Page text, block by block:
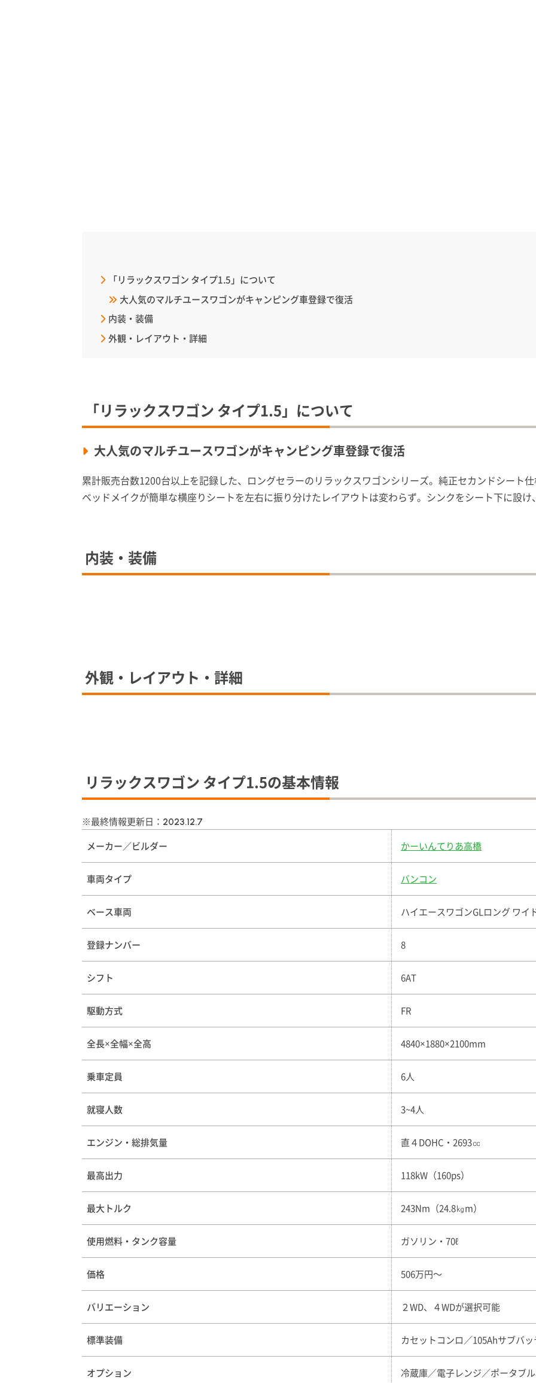
「リラックスワゴン タイプ1.5」について
大人気のマルチユースワゴンがキャンピング車登録で復活
内装・装備
外観・レイアウト・詳細
「リラックスワゴン タイプ1.5」について
大人気のマルチユースワゴンがキャンピング車登録で復活
累計販売台数1200台以上を記録した、ロングセラーのリラックスワゴンシリーズ。純正セカンドシー
ベッドメイクが簡単な横座りシートを左右に振り分けたレイアウトは変わらず。シンクをシート下に設
内装・装備
外観・レイアウト・詳細
リラックスワゴン タイプ1.5の基本情報
※最終情報更新日： 2023.12.7
メーカー／ビルダー かーいんてりあ高橋
車両タイプ バンコン
ベース車両 ハイエースワゴンGLロング ワイ
登録ナンバー 8
シフト 6AT
駆動方式 FR
全長×全幅×全高 4840×1880×2100mm
乗車定員 6人
就寝人数 3~4人
エンジン・総排気量 直４DOHC・2693㏄
最高出力 118kW（160ps）
最大トルク 243Nm（24.8㎏m）
使用燃料・タンク容量 ガソリン・70ℓ
価格 506万円〜
バリエーション ２WD、４WDが選択可能
標準装備 カセットコンロ／105Ahサブバ
オプション 冷蔵庫／電子レンジ／ポータブ